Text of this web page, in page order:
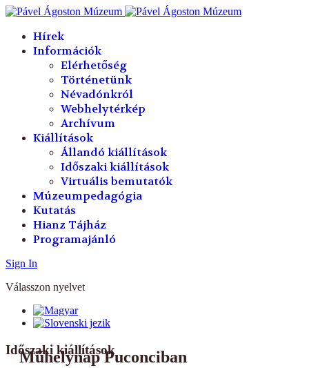
Hírek
Információk
Elérhetőség
Történetünk
Névadónkról
Webhelytérkép
Archívum
Kiállítások
Állandó kiállítások
Időszaki kiállítások
Virtuális bemutatók
Múzeumpedagógia
Kutatás
Hianz Tájház
Programajánló
Sign In
Válasszon nyelvet
Időszaki kiállítások
Műhelynap Puconciban
év
hónap
év
hónap